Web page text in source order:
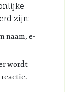
zijn:
naam, e-
wordt